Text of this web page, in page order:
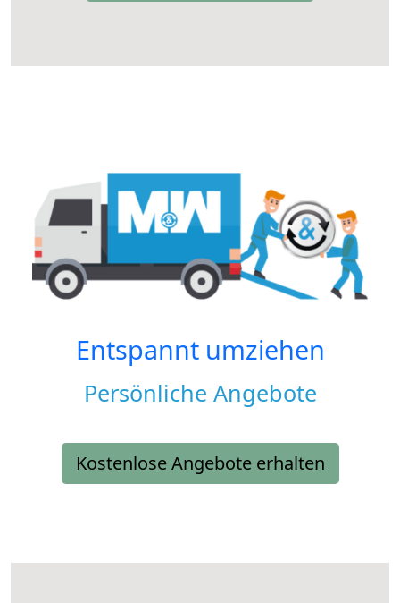
Entspannt umziehen
Persönliche Angebote
Kostenlose Angebote erhalten